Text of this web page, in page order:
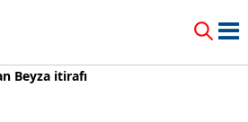
Beyza itirafı